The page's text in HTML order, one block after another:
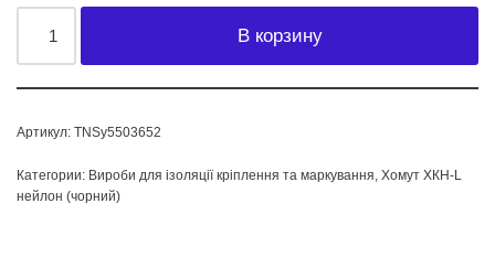
В корзину
Артикул: TNSy5503652
Категории: Вироби для ізоляції кріплення та маркування, Хомут ХКН-L
нейлон (чорний)